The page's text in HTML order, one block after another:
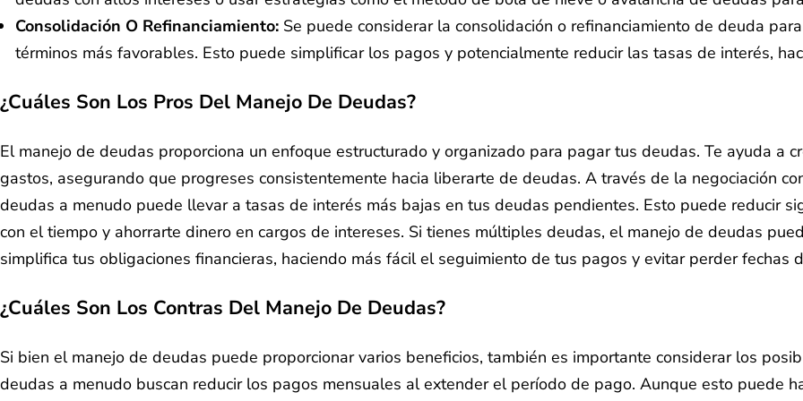
Consolidación O Refinanciamiento: Se puede considerar la consolidación o refinanciamiento de deuda
términos más favorables. Esto puede simplificar los pagos y potencialmente reducir las tasas de interés,
¿Cuáles Son Los Pros Del Manejo De Deudas?
El manejo de deudas proporciona un enfoque estructurado y organizado para pagar tus deudas. Te ayuda a
gastos, asegurando que progreses consistentemente hacia liberarte de deudas. A través de la negociación
deudas a menudo puede llevar a tasas de interés más bajas en tus deudas pendientes. Esto puede reducir
con el tiempo y ahorrarte dinero en cargos de intereses. Si tienes múltiples deudas, el manejo de deudas
simplifica tus obligaciones financieras, haciendo más fácil el seguimiento de tus pagos y evitar perder fechas
¿Cuáles Son Los Contras Del Manejo De Deudas?
Si bien el manejo de deudas puede proporcionar varios beneficios, también es importante considerar los
deudas a menudo buscan reducir los pagos mensuales al extender el período de pago. Aunque esto puede